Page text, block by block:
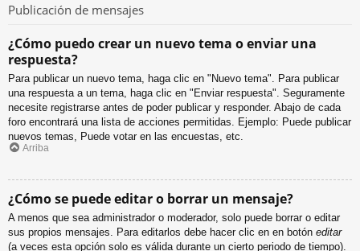
Publicación de mensajes
¿Cómo puedo crear un nuevo tema o enviar una
respuesta?
Para publicar un nuevo tema, haga clic en "Nuevo tema". Para publicar
una respuesta a un tema, haga clic en "Enviar respuesta". Seguramente
necesite registrarse antes de poder publicar y responder. Abajo de cada
foro encontrará una lista de acciones permitidas. Ejemplo: Puede publicar
nuevos temas, Puede votar en las encuestas, etc.
Arriba
¿Cómo se puede editar o borrar un mensaje?
A menos que sea administrador o moderador, solo puede borrar o editar
sus propios mensajes. Para editarlos debe hacer clic en en botón editar
(a veces esta opción solo es válida durante un cierto periodo de tiempo).